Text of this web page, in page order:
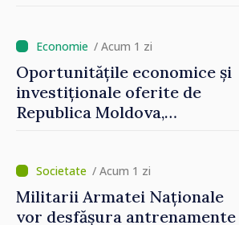
/ Acum 1 zi
Oportunitățile economice și
investiționale oferite de
Republica Moldova,
Forumul Diasporei
/ Acum 1 zi
Militarii Armatei Naționale
vor desfășura antrenamente